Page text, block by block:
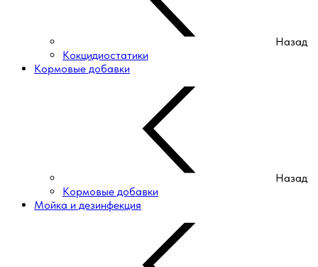
Назад
Кокцидиостатики
Кормовые добавки
Назад
Кормовые добавки
Мойка и дезинфекция